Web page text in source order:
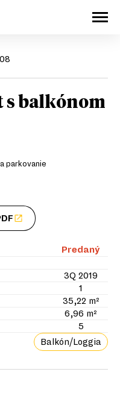
balkónom
parkovanie
Predaný
3Q 2019
1
35,22 m²
6,96 m²
5
Balkón/Loggia